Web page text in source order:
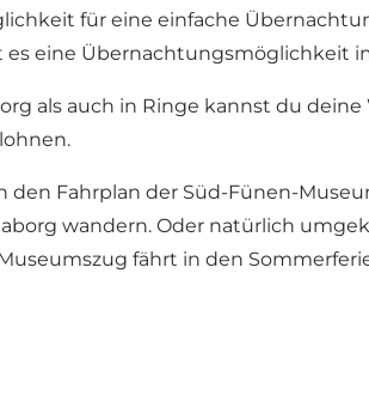
für eine einfache
eine Übernachtungsmöglichkeit
als auch in Ringe kannst du
den Fahrplan der Süd-Fünen-
wandern. Oder natürlich
fährt in den